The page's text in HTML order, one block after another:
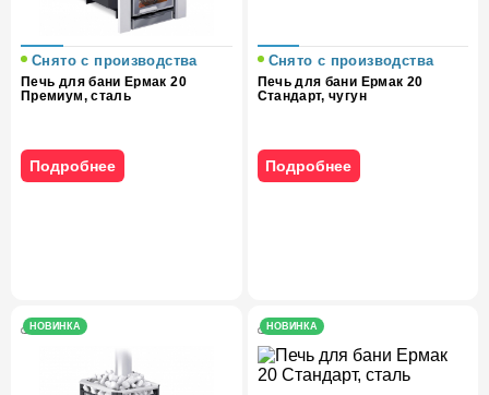
Снято с производства
Печь для бани Ермак 20
Премиум, сталь
Подробнее
Снято с производства
Печь для бани Ермак 20
Стандарт, чугун
Подробнее
НОВИНКА НОВИНКА